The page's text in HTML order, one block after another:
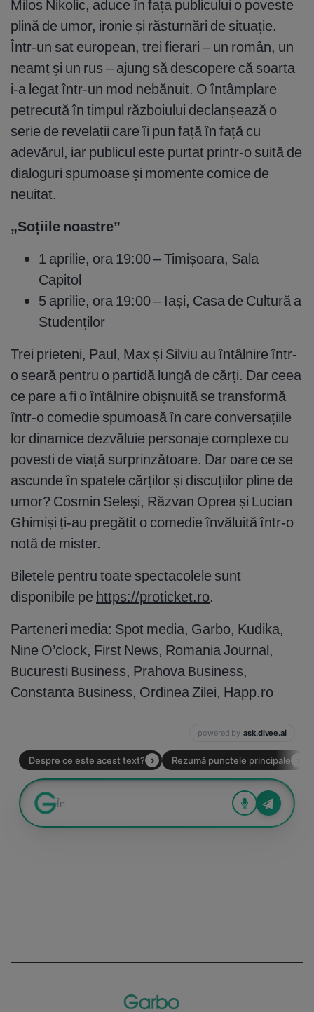
Milos Nikolic, aduce în fața publicului o poveste
plină de umor, ironie și răsturnări de situație.
Într-un sat european, trei fierari – un român, un
neamț și un rus – ajung să descopere că soarta
i-a legat într-un mod nebănuit. O întâmplare
petrecută în timpul războiului declanșează o
serie de revelații care îi pun față în față cu
adevărul, iar publicul este purtat printr-o suită de
dialoguri spumoase și momente comice de
neuitat.
„Soțiile noastre”
1 aprilie, ora 19:00 – Timișoara, Sala
Capitol
5 aprilie, ora 19:00 – Iași, Casa de Cultură a
Studenților
Trei prieteni, Paul, Max și Silviu au întâlnire într-
o seară pentru o partidă lungă de cărți. Dar ceea
ce pare a fi o întâlnire obișnuită se transformă
într-o comedie spumoasă în care conversațiile
lor dinamice dezvăluie personaje complexe cu
povesti de viață surprinzătoare. Dar oare ce se
ascunde în spatele cărților și discuțiilor pline de
umor? Cosmin Seleși, Răzvan Oprea și Lucian
Ghimiși ți-au pregătit o comedie învăluită într-o
notă de mister.
Biletele pentru toate spectacolele sunt
disponibile pe https://proticket.ro.
Parteneri media: Spot media, Garbo, Kudika,
Nine O’clock, First News, Romania Journal,
Bucuresti Business, Prahova Business,
Constanta Business, Ordinea Zilei, Happ.ro